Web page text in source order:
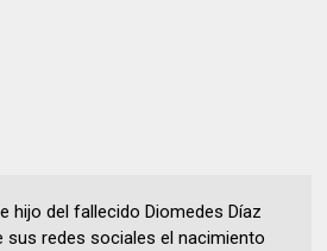
hijo del fallecido Diomedes Díaz
sus redes sociales el nacimiento